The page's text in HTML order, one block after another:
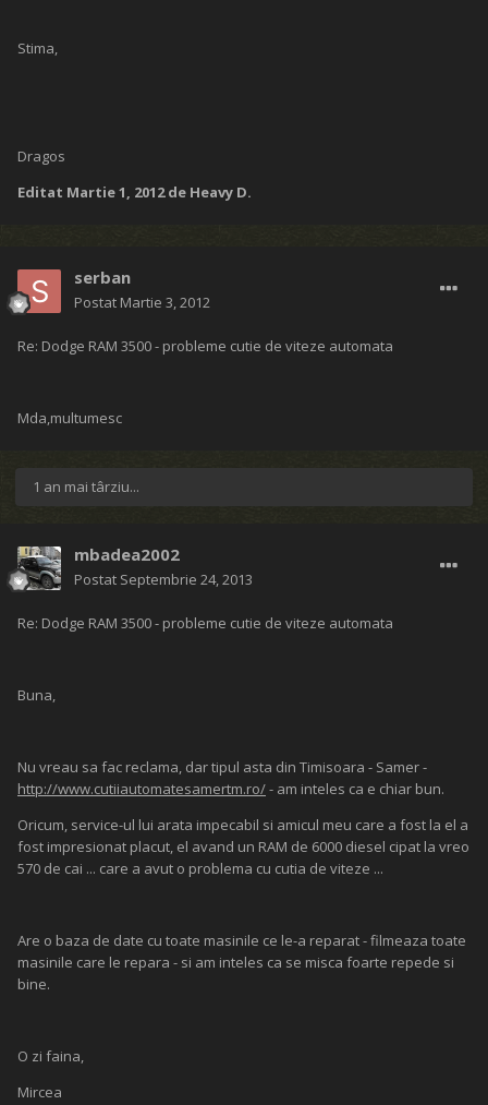
Stima,
Dragos
Editat Martie 1, 2012de Heavy D.
serban
Postat Martie 3, 2012
Re: Dodge RAM 3500 - probleme cutie de viteze automata
Mda,multumesc
1 an mai târziu...
mbadea2002
Postat Septembrie 24, 2013
Re: Dodge RAM 3500 - probleme cutie de viteze automata
Buna,
Nu vreau sa fac reclama, dar tipul asta din Timisoara - Samer -
http://www.cutiiautomatesamertm.ro/- am inteles ca e chiar bun.
Oricum, service-ul lui arata impecabil si amicul meu care a fost la el a
fost impresionat placut, el avand un RAM de 6000 diesel cipat la vreo
570 de cai ... care a avut o problema cu cutia de viteze ...
Are o baza de date cu toate masinile ce le-a reparat - filmeaza toate
masinile care le repara - si am inteles ca se misca foarte repede si
bine.
O zi faina,
Mircea